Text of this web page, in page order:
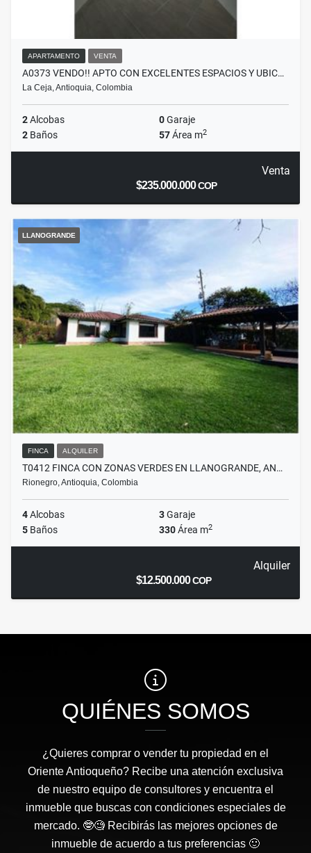
APARTAMENTO VENTA
A0373 VENDO!! APTO CON EXCELENTES ESPACIOS Y UBIC…
La Ceja, Antioquia, Colombia
2Alcobas 0Garaje
2 Baños 57Área m2
Venta
$235.000.000COP
LLANOGRANDE
FINCA ALQUILER
T0412 FINCA CON ZONAS VERDES EN LLANOGRANDE, AN…
Rionegro, Antioquia, Colombia
4Alcobas 3Garaje
5 Baños 330Área m2
Alquiler
$12.500.000COP
QUIÉNES SOMOS
¿Quieres comprar o vender tu propiedad en el
Oriente Antioqueño? Recibe una atención exclusiva
de nuestro equipo de consultores y encuentra el
inmueble que buscas con condiciones especiales de
mercado. 🤓🧐 Recibirás las mejores opciones de
inmueble de acuerdo a tus preferencias 🙂